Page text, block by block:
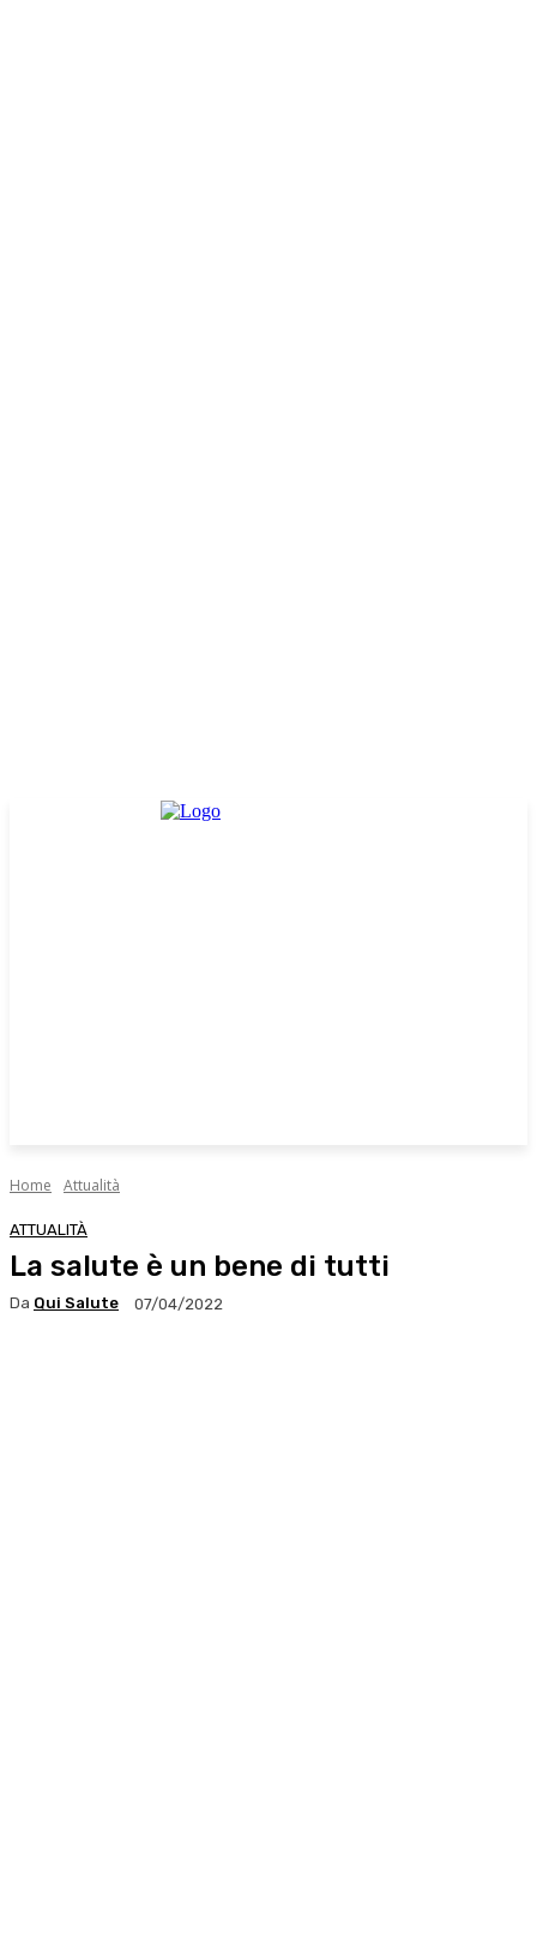
Home Attualità
ATTUALITÀ
La salute è un bene di tutti
Da Qui Salute 07/04/2022